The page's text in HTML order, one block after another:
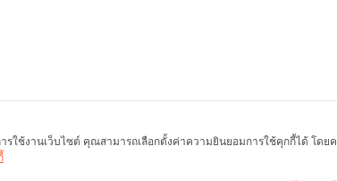
รใช้งานเว็บไซต์ คุณสามารถเลือกตั้งค่าความยินยอมการใช้คุกกี้ได้ โดย